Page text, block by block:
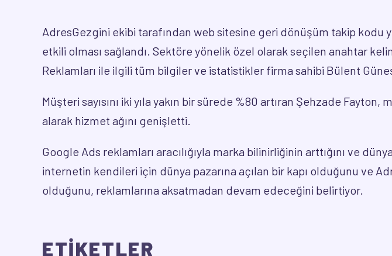
AdresGezgini ekibi tarafından web sitesine geri dönüşüm takip kodu
etkili olması sağlandı. Sektöre yönelik özel olarak seçilen anahtar
Reklamları ile ilgili tüm bilgiler ve istatistikler firma sahibi Bülent
Müşteri sayısını iki yıla yakın bir sürede %80 artıran Şehzade
alarak hizmet ağını genişletti.
Google Ads reklamları aracılığıyla marka bilinirliğinin arttığını ve
internetin kendileri için dünya pazarına açılan bir kapı olduğunu ve
olduğunu, reklamlarına aksatmadan devam edeceğini belirtiyor.
ETİKETLER